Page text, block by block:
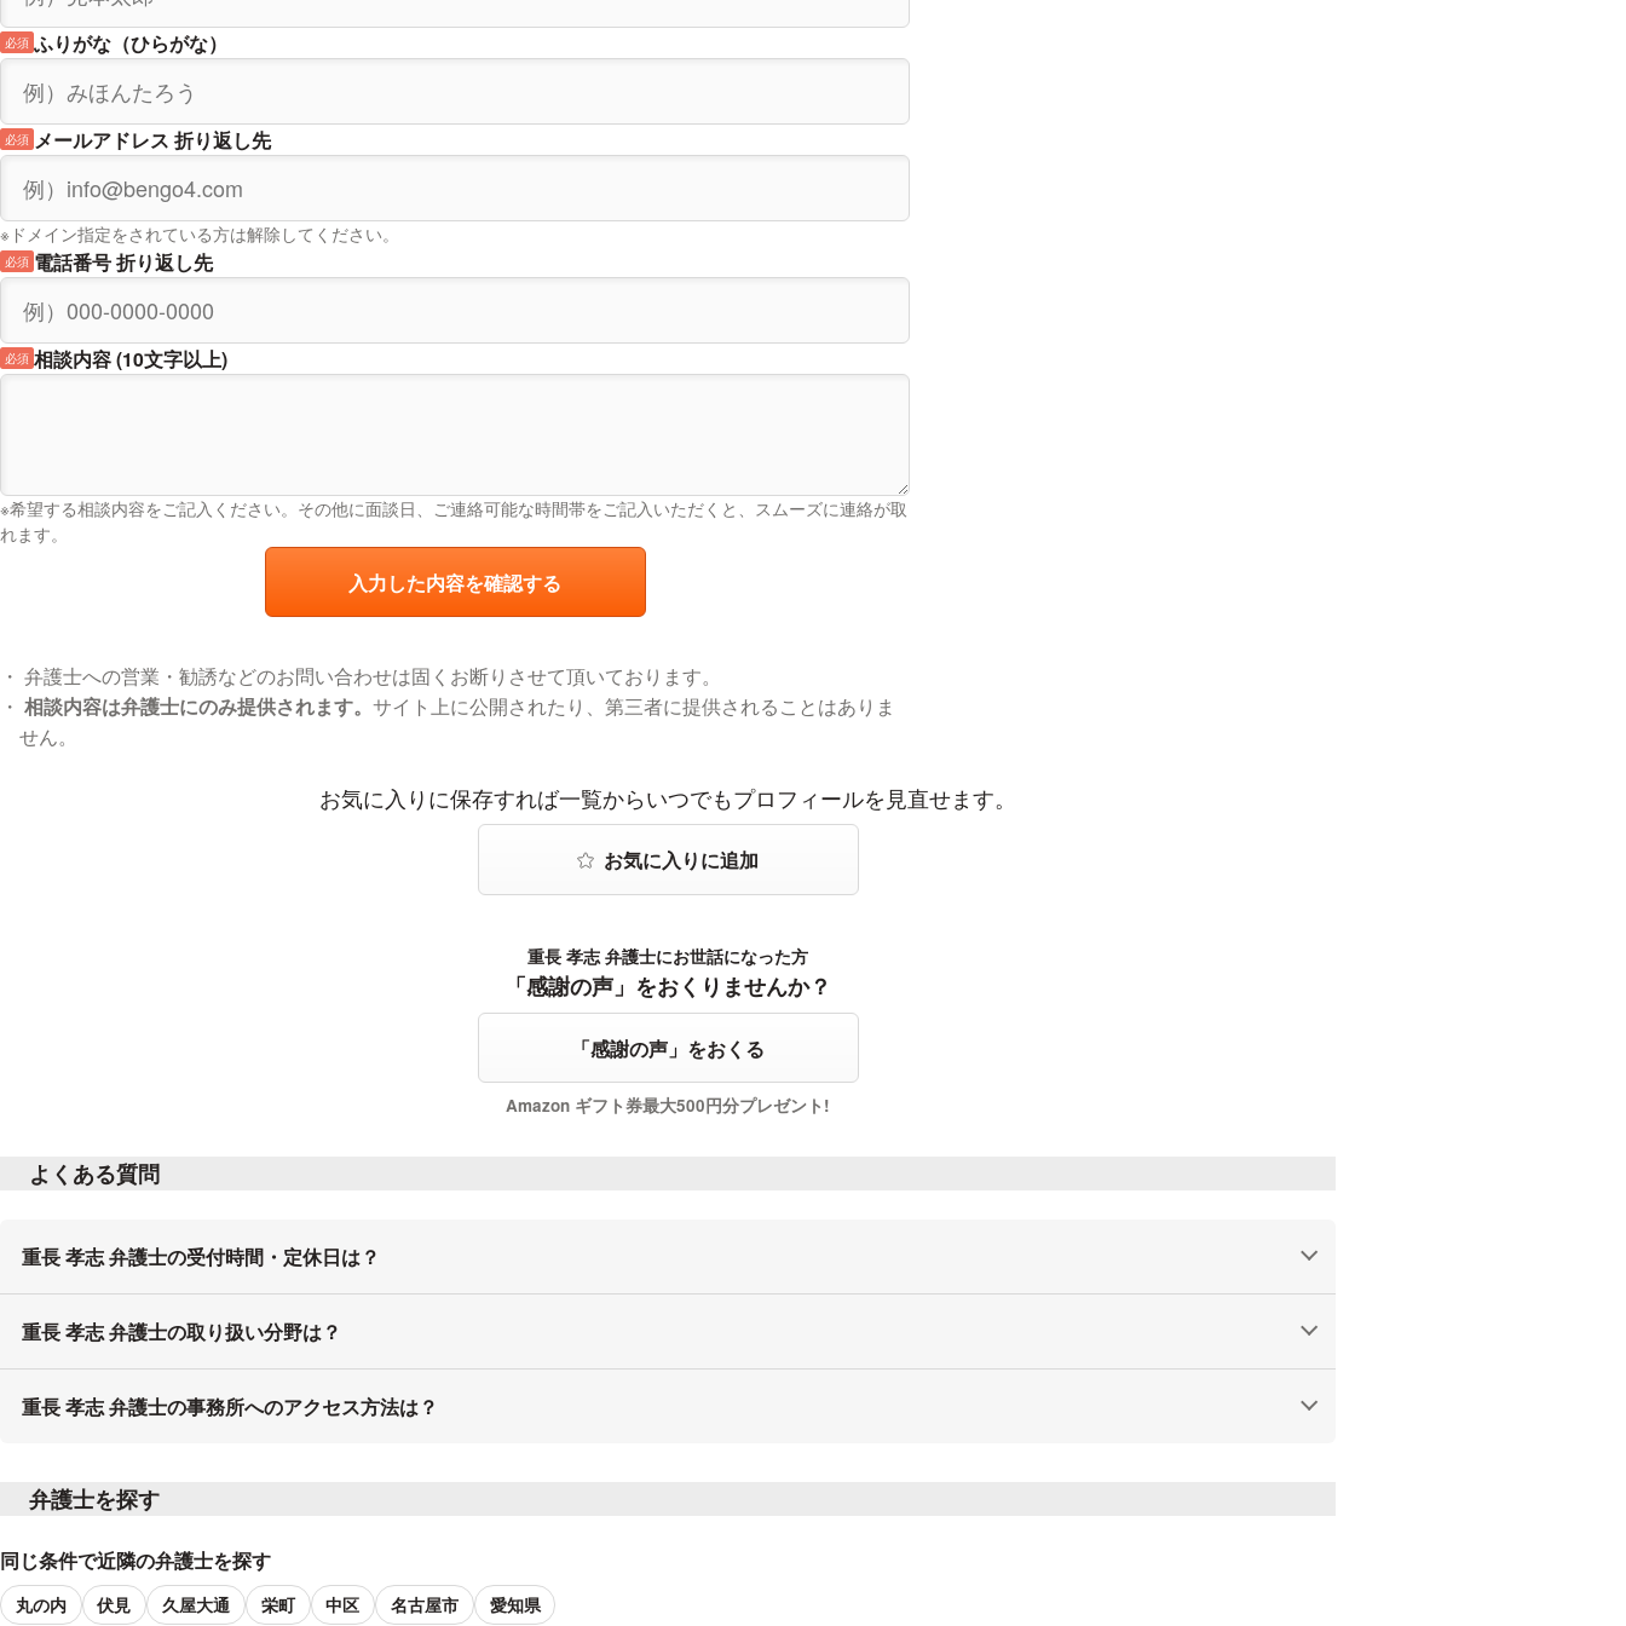
ふりがな（ひらがな）
必須
メールアドレス 折り返し先
必須
※ドメイン指定をされている方は解除してください。
電話番号 折り返し先
必須
相談内容 (10文字以上)
必須
※希望する相談内容をご記入ください。その他に面談日、ご連絡可能な時間帯をご記入いただくと、スムーズに連絡が取
れます。
入力した内容を確認する
弁護士への営業・勧誘などのお問い合わせは固くお断りさせて頂いております。
相談内容は弁護士にのみ提供されます。 サイト上に公開されたり、第三者に提供されることはありま
せん。
お気に入りに保存すれば一覧からいつでもプロフィールを見直せます。
重長 孝志 弁護士にお世話になった方
「感謝の声」をおくりませんか？
「感謝の声」をおくる
Amazon ギフト券最大500円分プレゼント!
よくある質問
重長 孝志 弁護士の受付時間・定休日は？
重長 孝志 弁護士の取り扱い分野は？
重長 孝志 弁護士の事務所へのアクセス方法は？
弁護士を探す
同じ条件で近隣の弁護士を探す
丸の内 伏見 久屋大通 栄町 中区 名古屋市 愛知県